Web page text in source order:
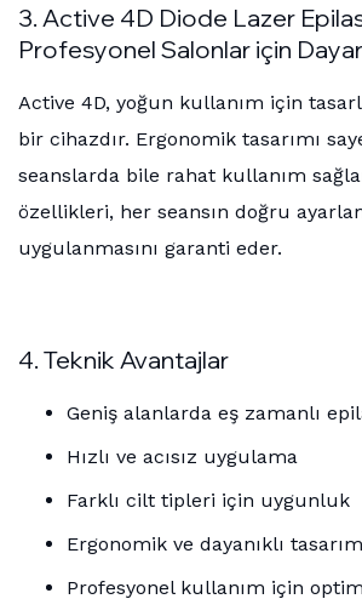
3. Active 4D Diode Lazer
Profesyonel Salonlar için
Active 4D, yoğun kullanım için
bir cihazdır. Ergonomik tasarımı
seanslarda bile rahat kullanım
özellikleri, her seansın doğru
uygulanmasını garanti eder.
4. Teknik Avantajlar
Geniş alanlarda eş zamanlı
Hızlı ve acısız uygulama
Farklı cilt tipleri için uygunluk
Ergonomik ve dayanıklı tasarım
Profesyonel kullanım için